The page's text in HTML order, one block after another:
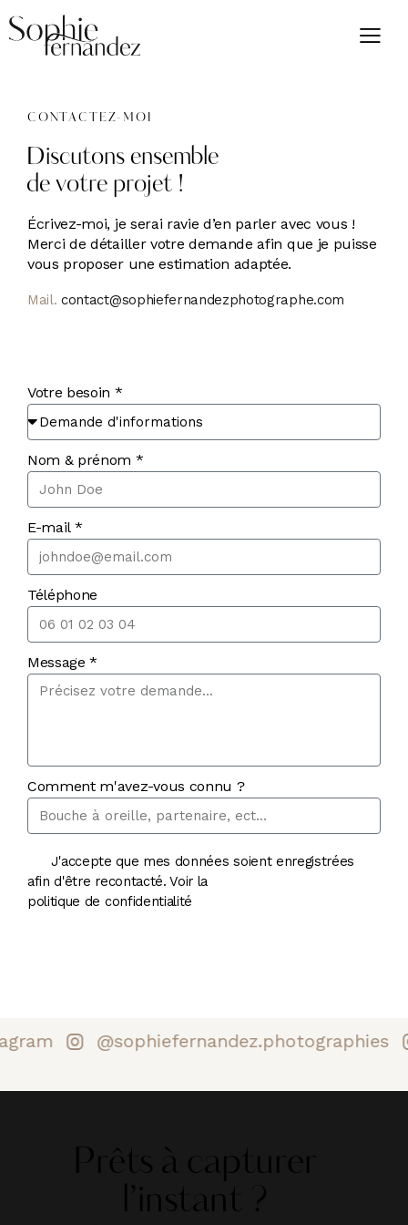
CONTACTEZ-MOI
Discutons ensemble
de votre projet !
Écrivez-moi, je serai ravie d’en parler avec vous !
Merci de détailler votre demande afin que je puisse
vous proposer une estimation adaptée.
Mail.contact@sophiefernandezphotographe.com
Votre besoin *
Nom & prénom *
E-mail *
Téléphone
Message *
Comment m'avez-vous connu ?
J'accepte que mes données soient enregistrées
afin d'être recontacté. Voir la
politique de confidentialité
@sophiefernandez.photographies
Prêts à capturer
l’instant ?